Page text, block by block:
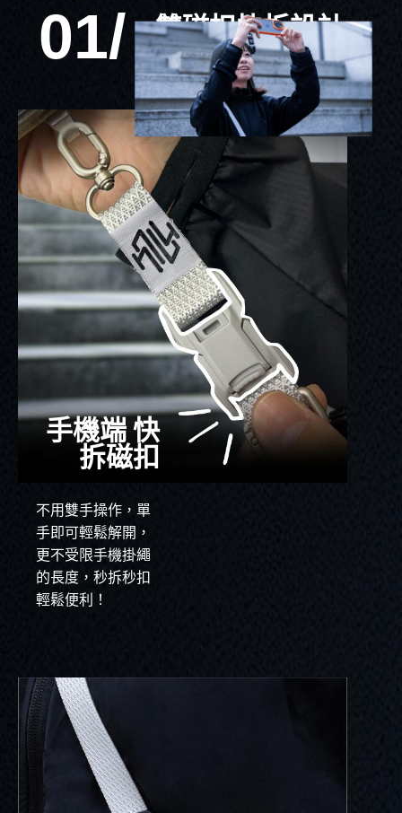
01/ 雙磁扣快拆設計
可單手解開的手機背帶
手機端 快
拆磁扣
不用雙手操作，單
手即可輕鬆解開，
更不受限手機掛繩
的長度，秒拆秒扣
輕鬆便利！